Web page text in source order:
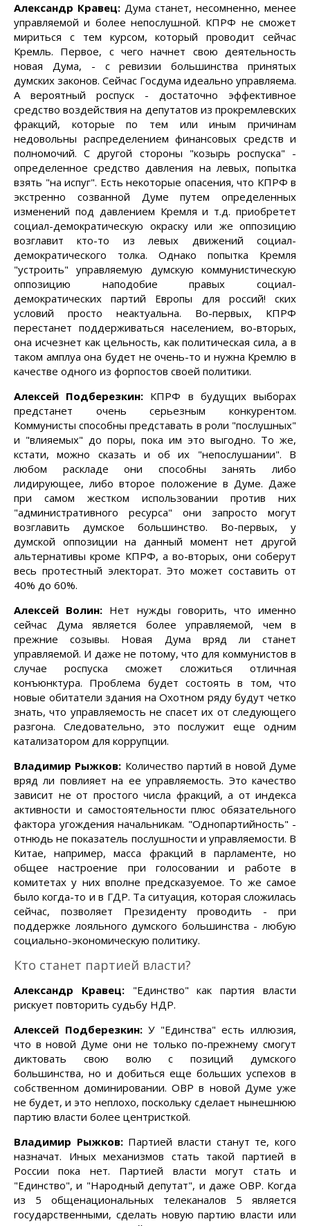
Александр Кравец: Дума станет, несомненно, менее
управляемой и более непослушной. КПРФ не сможет
мириться с тем курсом, который проводит сейчас
Кремль. Первое, с чего начнет свою деятельность
новая Дума, - с ревизии большинства принятых
думских законов. Сейчас Госдума идеально управляема.
А вероятный роспуск - достаточно эффективное
средство воздействия на депутатов из прокремлевских
фракций, которые по тем или иным причинам
недовольны распределением финансовых средств и
полномочий. С другой стороны "козырь роспуска" -
определенное средство давления на левых, попытка
взять "на испуг". Есть некоторые опасения, что КПРФ в
экстренно созванной Думе путем определенных
изменений под давлением Кремля и т.д. приобретет
социал-демократическую окраску или же оппозицию
возглавит кто-то из левых движений социал-
демократического толка. Однако попытка Кремля
"устроить" управляемую думскую коммунистическую
оппозицию наподобие правых социал-
демократических партий Европы для россий! ских
условий просто неактуальна. Во-первых, КПРФ
перестанет поддерживаться населением, во-вторых,
она исчезнет как цельность, как политическая сила, а в
таком амплуа она будет не очень-то и нужна Кремлю в
качестве одного из форпостов своей политики.
Алексей Подберезкин: КПРФ в будущих выборах
предстанет очень серьезным конкурентом.
Коммунисты способны представать в роли "послушных"
и "влияемых" до поры, пока им это выгодно. То же,
кстати, можно сказать и об их "непослушании". В
любом раскладе они способны занять либо
лидирующее, либо второе положение в Думе. Даже
при самом жестком использовании против них
"административного ресурса" они запросто могут
возглавить думское большинство. Во-первых, у
думской оппозиции на данный момент нет другой
альтернативы кроме КПРФ, а во-вторых, они соберут
весь протестный электорат. Это может составить от
40% до 60%.
Алексей Волин: Нет нужды говорить, что именно
сейчас Дума является более управляемой, чем в
прежние созывы. Новая Дума вряд ли станет
управляемой. И даже не потому, что для коммунистов в
случае роспуска сможет сложиться отличная
конъюнктура. Проблема будет состоять в том, что
новые обитатели здания на Охотном ряду будут четко
знать, что управляемость не спасет их от следующего
разгона. Следовательно, это послужит еще одним
катализатором для коррупции.
Владимир Рыжков: Количество партий в новой Думе
вряд ли повлияет на ее управляемость. Это качество
зависит не от простого числа фракций, а от индекса
активности и самостоятельности плюс обязательного
фактора угождения начальникам. "Однопартийность" -
отнюдь не показатель послушности и управляемости. В
Китае, например, масса фракций в парламенте, но
общее настроение при голосовании и работе в
комитетах у них вполне предсказуемое. То же самое
было когда-то и в ГДР. Та ситуация, которая сложилась
сейчас, позволяет Президенту проводить - при
поддержке лояльного думского большинства - любую
социально-экономическую политику.
Кто станет партией власти?
Александр Кравец:"Единство" как партия власти
рискует повторить судьбу НДР.
Алексей Подберезкин:У "Единства" есть иллюзия,
что в новой Думе они не только по-прежнему смогут
диктовать свою волю с позиций думского
большинства, но и добиться еще больших успехов в
собственном доминировании. ОВР в новой Думе уже
не будет, и это неплохо, поскольку сделает нынешнюю
партию власти более центристкой.
Владимир Рыжков:Партией власти станут те, кого
назначат. Иных механизмов стать такой партией в
России пока нет. Партией власти могут стать и
"Единство", и "Народный депутат", и даже ОВР. Когда
из 5 общенациональных телеканалов 5 является
государственными, сделать новую партию власти или